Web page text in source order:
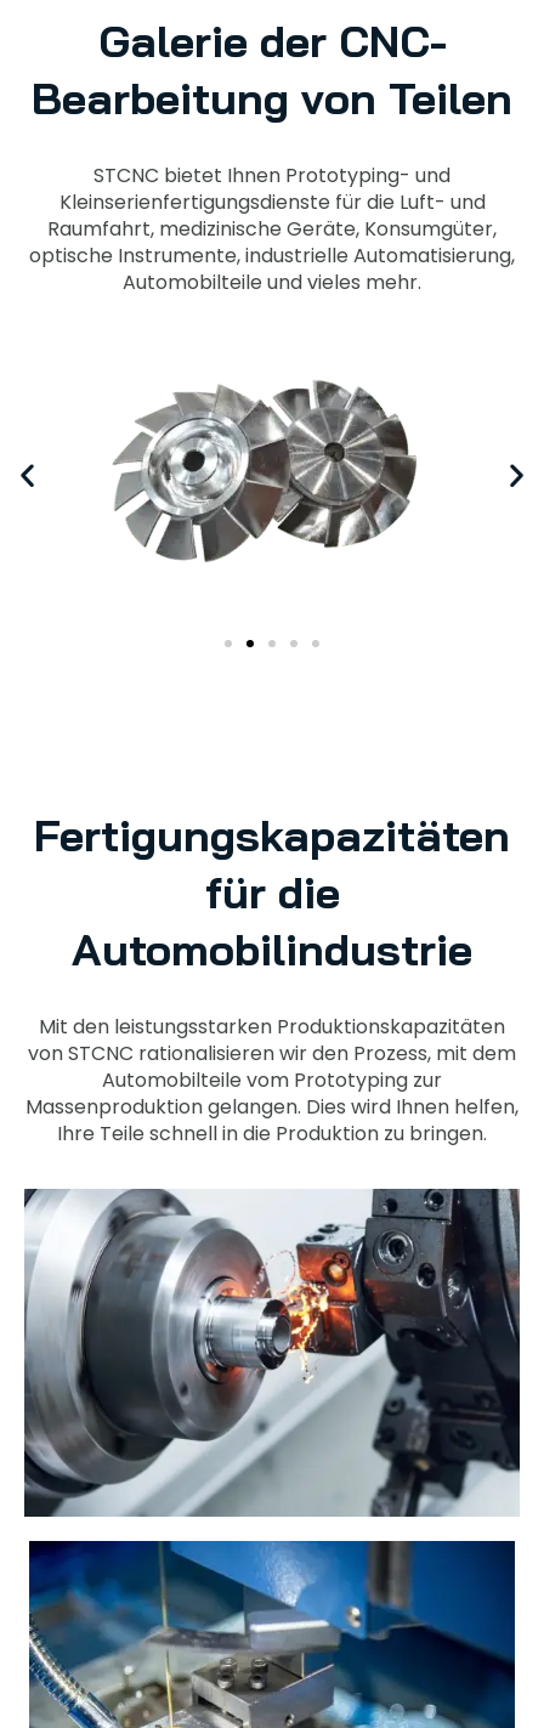
Galerie der CNC-
Bearbeitung von Teilen
STCNC bietet Ihnen Prototyping- und
Kleinserienfertigungsdienste für die Luft- und
Raumfahrt, medizinische Geräte, Konsumgüter,
optische Instrumente, industrielle Automatisierung,
Automobilteile und vieles mehr.
Fertigungskapazitäten
für die
Automobilindustrie
Mit den leistungsstarken Produktionskapazitäten
von STCNC rationalisieren wir den Prozess, mit dem
Automobilteile vom Prototyping zur
Massenproduktion gelangen. Dies wird Ihnen helfen,
Ihre Teile schnell in die Produktion zu bringen.